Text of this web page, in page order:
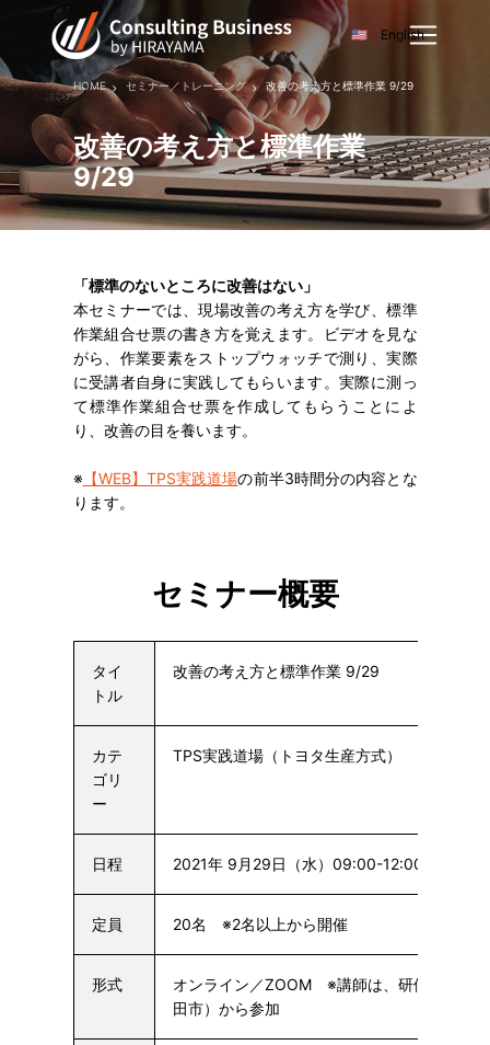
English
改善の考え方と標準作業
9/29
HOME セミナー／トレーニング 改善の考え方と標準作業 9/29
「標準のないところに改善はない」
本セミナーでは、現場改善の考え方を学び、標準
作業組合せ票の書き方を覚えます。ビデオを見な
がら、作業要素をストップウォッチで測り、実際
に受講者自身に実践してもらいます。実際に測っ
て標準作業組合せ票を作成してもらうことによ
り、改善の目を養います。
※ 【WEB】TPS実践道場の前半3時間分の内容とな
ります。
セミナー概要
タイ
トル
改善の考え方と標準作業 9/29
カテ
ゴリ
ー
TPS実践道場（トヨタ生産方式）
日程 2021年 9月29日（水）09:00-12:00
定員 20名 ※2名以上から開催
形式
オンライン／ZOOM ※講師は、研修センタ
田市）から参加